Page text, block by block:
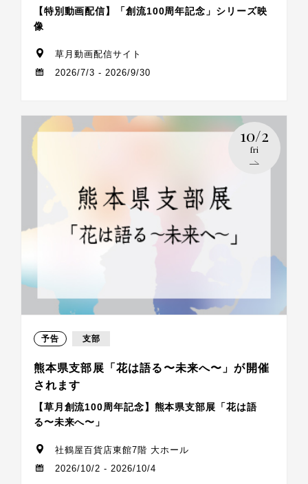
【特別動画配信】「創流100周年記念」シリーズ映
像
草月動画配信サイト
2026/7/3 - 2026/9/30
10/2
fri
予告 支部
熊本県支部展「花は語る〜未来へ〜」が開催
されます
【草月創流100周年記念】熊本県支部展「花は語
る〜未来へ〜」
社鶴屋百貨店東館7階 大ホール
2026/10/2 - 2026/10/4